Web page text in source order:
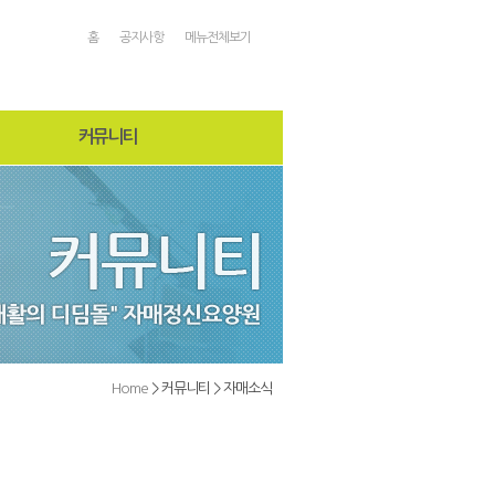
홈 공지사항 메뉴전체보기
커뮤니티
공지사항
자매소식
온라인상담
자유게시판
직원게시판
일정안내
Home > 커뮤니티 > 자매소식